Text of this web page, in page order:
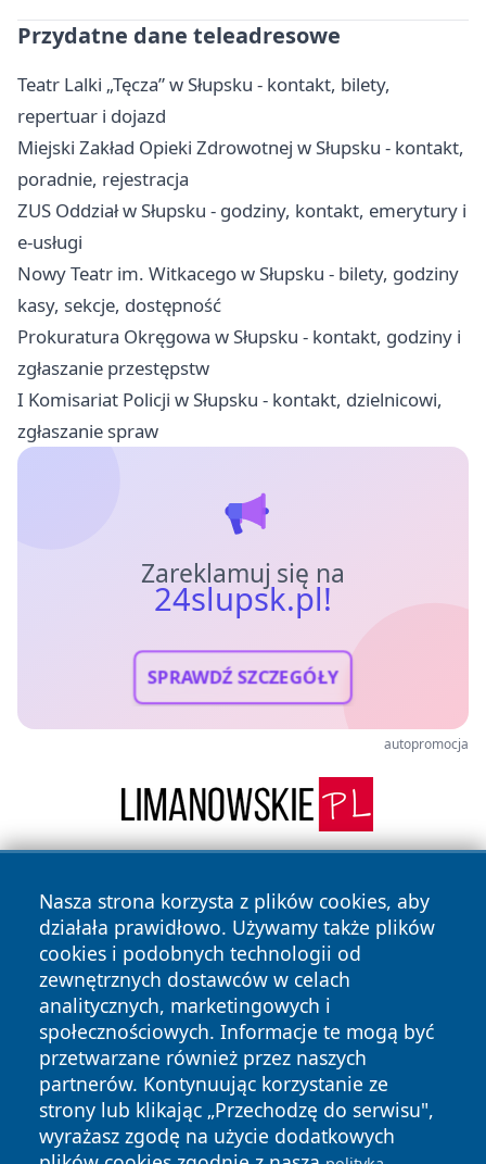
Przydatne dane teleadresowe
Teatr Lalki „Tęcza” w Słupsku - kontakt, bilety,
repertuar i dojazd
Miejski Zakład Opieki Zdrowotnej w Słupsku - kontakt,
poradnie, rejestracja
ZUS Oddział w Słupsku - godziny, kontakt, emerytury i
e-usługi
Nowy Teatr im. Witkacego w Słupsku - bilety, godziny
kasy, sekcje, dostępność
Prokuratura Okręgowa w Słupsku - kontakt, godziny i
zgłaszanie przestępstw
I Komisariat Policji w Słupsku - kontakt, dzielnicowi,
zgłaszanie spraw
Zareklamuj się na
24slupsk.pl!
SPRAWDŹ SZCZEGÓŁY
autopromocja
Nasza strona korzysta z plików cookies, aby
działała prawidłowo. Używamy także plików
cookies i podobnych technologii od
zewnętrznych dostawców w celach
analitycznych, marketingowych i
społecznościowych. Informacje te mogą być
przetwarzane również przez naszych
partnerów. Kontynuując korzystanie ze
strony lub klikając „Przechodzę do serwisu",
wyrażasz zgodę na użycie dodatkowych
Copyright © 2026 24slupsk.pl Wszystkie prawa zastrzeżone.
News Autorzy
Polityka
Prywatności
Polityka
Cookies